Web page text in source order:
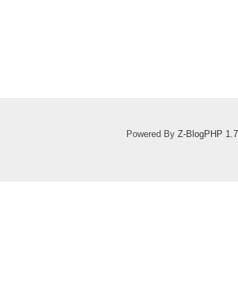
Powered By Z-BlogPHP